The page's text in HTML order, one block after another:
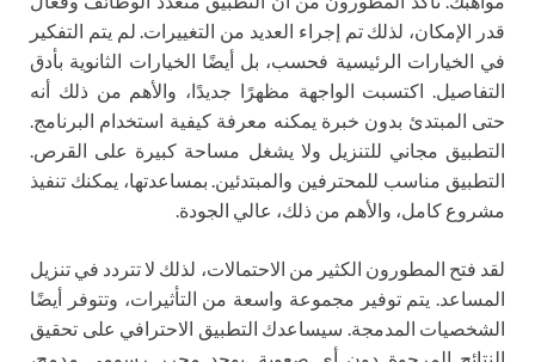
قدر الإمكان، لذلك تم إجراء العديد من التغييرات. لم يتم التفكير
في الخيارات الرئيسية فحسب، بل أيضًا الخيارات الثانوية بأدق
التفاصيل. اكتسبت الواجهة مظهرًا جديدًا، والأهم من ذلك أنه
حتى المبتدئ بدون خبرة يمكنه معرفة كيفية استخدام البرنامج.
التطبيق مجاني للتنزيل ولا يشغل مساحة كبيرة على القرص.
التطبيق مناسب للمحترفين والمبتدئين. بمساعدتها، يمكنك تنفيذ
مشروع كامل، والأهم من ذلك، عالي الجودة.
لقد فتح المطورون الكثير من الاحتمالات، لذلك لا تتردد في تنزيل
المساعد. يتم توفير مجموعة واسعة من التأثيرات، وتتوفر أيضًا
الشخصيات المدمجة. سيساعدك التطبيق الاحترافي على تحقيق